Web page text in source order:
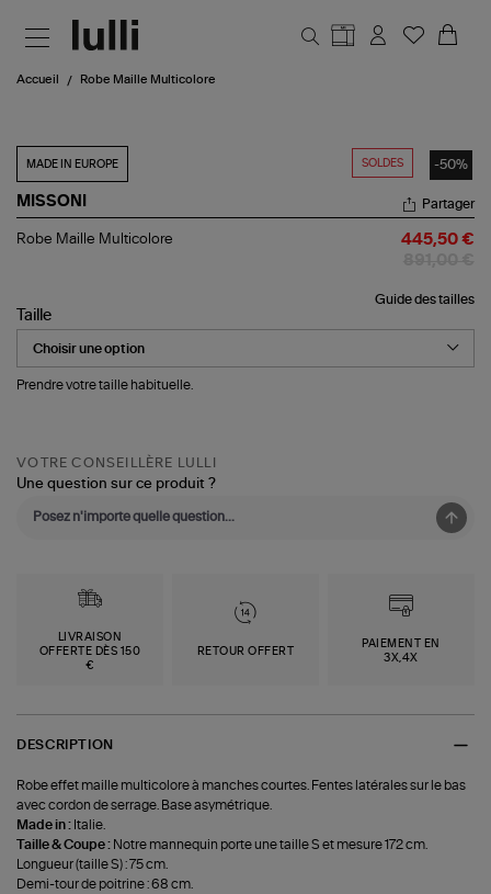
Accueil Robe Maille Multicolore
SOLDES -50%
MADE IN EUROPE
MISSONI
Robe
Partager
Robe Maille Multicolore 445,50 €
Guide des tailles
Taille
Prendre votre taille habituelle.
VOTRE CONSEILLÈRE LULLI
Une question sur ce produit ?
LIVRAISON
OFFERTE DÈS 150
€
RETOUR OFFERT
PAIEMENT EN
3X,4X
DESCRIPTION
Robe effet maille multicolore à manches courtes. Fentes latérales sur le bas
avec cordon de serrage. Base asymétrique.
Made in : Italie.
Taille & Coupe : Notre mannequin porte une taille S et mesure 172 cm.
Longueur (taille S) : 75 cm.
Demi-tour de poitrine : 68 cm.